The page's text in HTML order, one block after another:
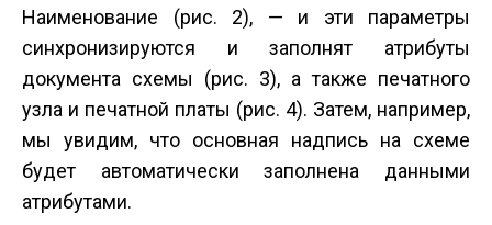
Наименование (рис. 2), — и эти параметры
синхронизируются и заполнят атрибуты
документа схемы (рис. 3), а также печатного
узла и печатной платы (рис. 4). Затем, например,
мы увидим, что основная надпись на схеме
будет автоматически заполнена данными
атрибутами.